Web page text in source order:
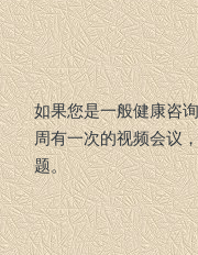
如果您是一般健康咨
周有一次的视频会议
题。